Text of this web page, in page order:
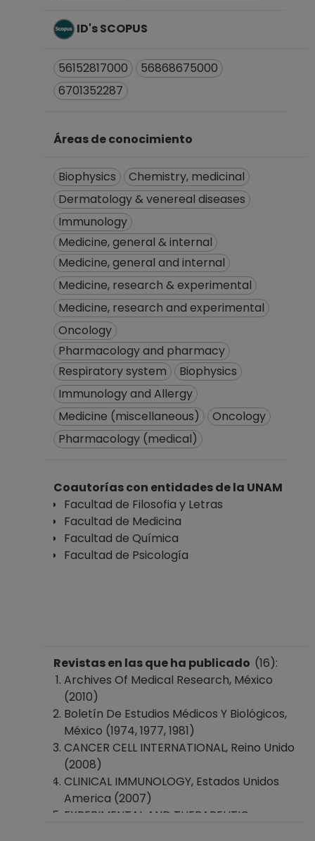
Desde 01-01-2008
(fecha inicial de
ID's SCOPUS
56152817000
56868675000
6701352287
Áreas de conocimiento
Biophysics
Chemistry, medicinal
Dermatology & venereal diseases
Immunology
Medicine, general & internal
Medicine, general and internal
Medicine, research & experimental
Medicine, research and experimental
Oncology
Pharmacology and pharmacy
Respiratory system
Biophysics
Immunology and Allergy
Medicine (miscellaneous)
Oncology
Pharmacology (medical)
Coautorías con entidades de la UNAM
Facultad de Filosofia y Letras
Facultad de Medicina
Facultad de Química
Facultad de Psicología
Revistas en las que ha publicado (16):
Archives Of Medical Research, México
(2010)
Boletín De Estudios Médicos Y Biológicos,
México (1974, 1977, 1981)
CANCER CELL INTERNATIONAL, Reino Unido
(2008)
CLINICAL IMMUNOLOGY, Estados Unidos
America (2007)
EXPERIMENTAL AND THERAPEUTIC